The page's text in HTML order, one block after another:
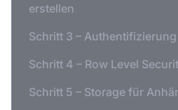
erstellen
Schritt 3 –
Schritt 4 – Row Level
Schritt 5 – Storage für